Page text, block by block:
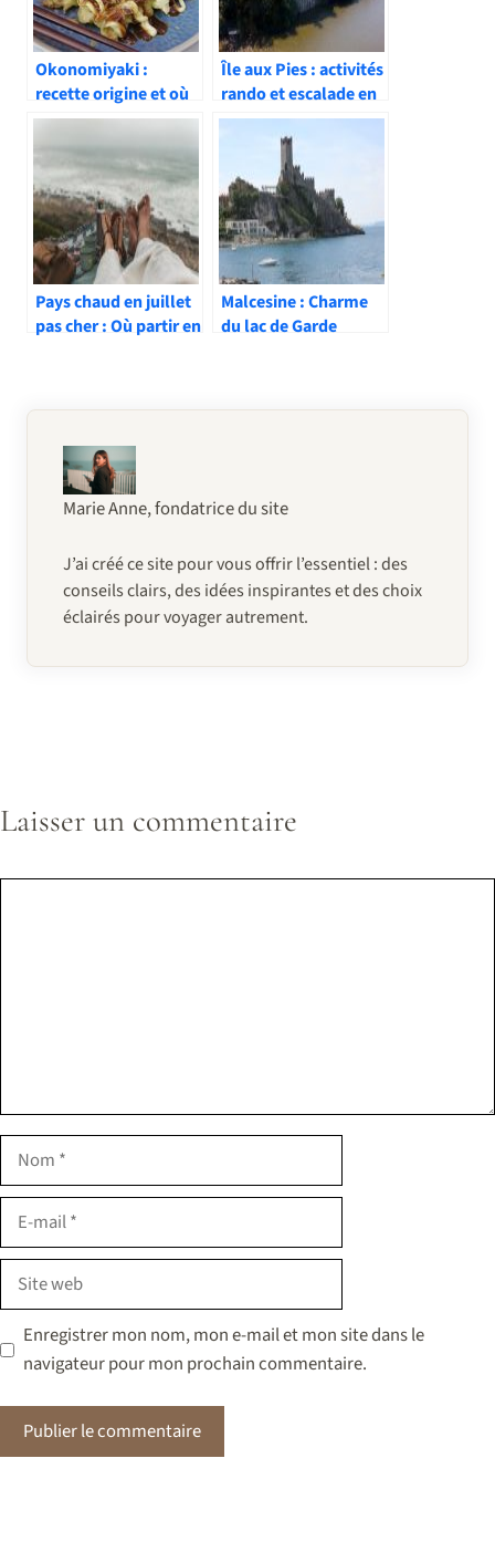
Okonomiyaki :
recette origine et où
en manger au Japon
Île aux Pies : activités
rando et escalade en
Bretagne
Pays chaud en juillet
pas cher : Où partir en
Malcesine : Charme
du lac de Garde
Marie Anne, fondatrice du site
J’ai créé ce site pour vous offrir l’essentiel : des
conseils clairs, des idées inspirantes et des choix
éclairés pour voyager autrement.
Laisser un commentaire
Nom
Site
Enregistrer mon nom, mon e-mail et mon site dans le
navigateur pour mon prochain commentaire.